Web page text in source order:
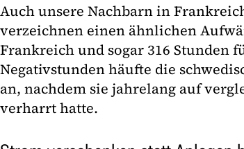
Auch unsere Nachbarn in
verzeichnen einen ähnlichen
Frankreich und sogar 316 Stunden
Negativstunden häufte die
an, nachdem sie jahrelang auf
verharrt hatte.